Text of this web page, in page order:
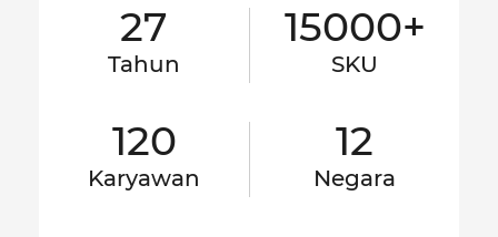
27
Tahun
15000+
SKU
120
Karyawan
12
Negara